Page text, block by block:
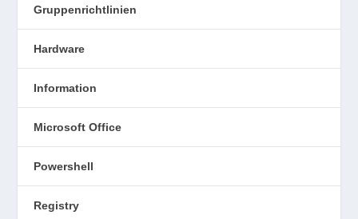
Gruppenrichtlinien
Hardware
Information
Microsoft Office
Powershell
Registry